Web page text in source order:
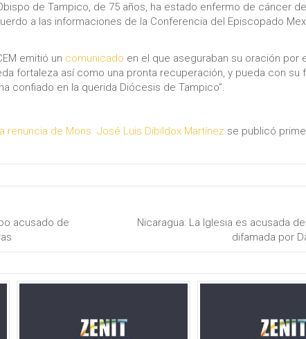
de Tampico, de 75 años, ha estado enfermo de cáncer
a las informaciones de la Conferencia del Episcopado
emitió un comunicado en el que aseguraban su oración por
fortaleza así como una pronta recuperación, y pueda con su
confiado en la querida Diócesis de Tampico”.
renuncia de Mons. José Luis Dibildox Martínez se publicó
acusado de
Nicaragua: La Iglesia es acusada de
difamada por